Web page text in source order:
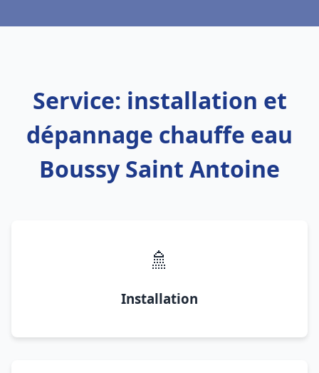
Service: installation et
dépannage chauffe eau
Boussy Saint Antoine
🚿
Installation